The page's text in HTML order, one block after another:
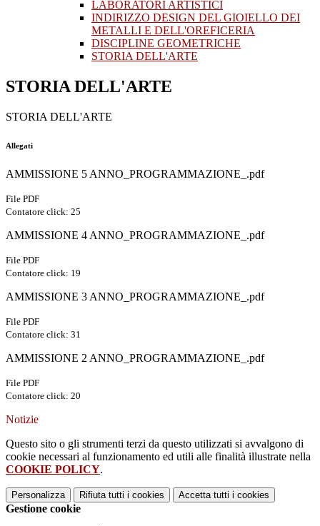
LABORATORI ARTISTICI
INDIRIZZO DESIGN DEL GIOIELLO DEI
METALLI E DELL'OREFICERIA
DISCIPLINE GEOMETRICHE
STORIA DELL'ARTE
STORIA DELL'ARTE
STORIA DELL'ARTE
Allegati
AMMISSIONE 5 ANNO_PROGRAMMAZIONE_.pdf
File PDF
Contatore click: 25
AMMISSIONE 4 ANNO_PROGRAMMAZIONE_.pdf
File PDF
Contatore click: 19
AMMISSIONE 3 ANNO_PROGRAMMAZIONE_.pdf
File PDF
Contatore click: 31
AMMISSIONE 2 ANNO_PROGRAMMAZIONE_.pdf
File PDF
Contatore click: 20
Notizie
Questo sito o gli strumenti terzi da questo utilizzati si avvalgono di
cookie necessari al funzionamento ed utili alle finalità illustrate nella
COOKIE POLICY.
Personalizza Rifiuta tutti i cookies Accetta tutti i cookies
Gestione cookie